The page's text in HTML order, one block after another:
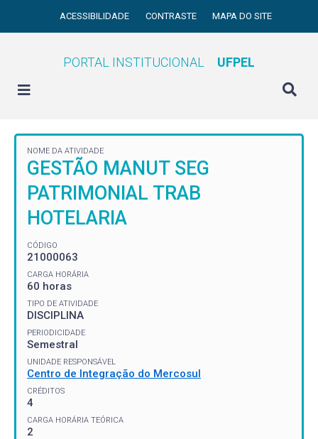
ACESSIBILIDADE CONTRASTE MAPA DO SITE
PORTAL INSTITUCIONAL UFPEL
NOME DA ATIVIDADE
GESTÃO MANUT SEG
PATRIMONIAL TRAB
HOTELARIA
CÓDIGO
21000063
CARGA HORÁRIA
60 horas
TIPO DE ATIVIDADE
DISCIPLINA
PERIODICIDADE
Semestral
UNIDADE RESPONSÁVEL
Centro de Integração do Mercosul
CRÉDITOS
4
CARGA HORÁRIA TEÓRICA
2